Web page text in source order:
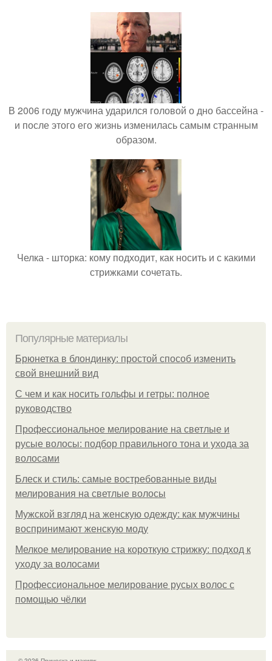
В 2006 году мужчина ударился головой о дно бассейна -
и после этого его жизнь изменилась самым странным
образом.
Челка - шторка: кому подходит, как носить и с какими
стрижками сочетать.
Популярные материалы
Брюнетка в блондинку: простой способ изменить
свой внешний вид
С чем и как носить гольфы и гетры: полное
руководство
Профессиональное мелирование на светлые и
русые волосы: подбор правильного тона и ухода за
волосами
Блеск и стиль: самые востребованные виды
мелирования на светлые волосы
Мужской взгляд на женскую одежду: как мужчины
воспринимают женскую моду
Мелкое мелирование на короткую стрижку: подход к
уходу за волосами
Профессиональное мелирование русых волос с
помощью чёлки